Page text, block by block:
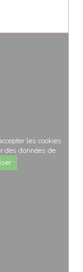
les cookies
des données de